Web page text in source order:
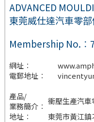
ADVANCED
東莞威仕達汽車零
Membership
網址︰
電郵地址︰
產品/
業務簡介︰
衝壓生產汽
地址︰
東莞市黃江